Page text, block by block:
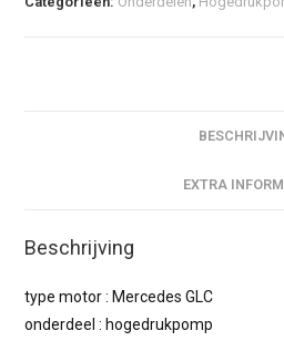
EXTRA
Beschrijving
type motor : Mercedes GLC
onderdeel : hogedrukpomp